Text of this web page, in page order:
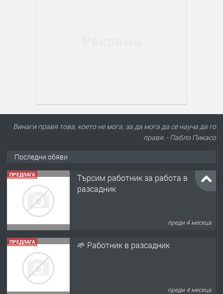
Винаги правя това, което не мога, за да мога да се науча да го
правя. - Пабло Пикасо
Последни обяви
ПРЕДЛАГА
Търсим работник за работа в
разсадник
преди 4 месеца
ПРЕДЛАГА 🌱 Работник в разсадник
преди 4 месеца